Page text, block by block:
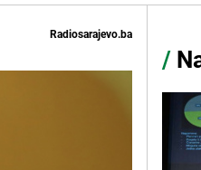
Radiosarajevo.ba
/